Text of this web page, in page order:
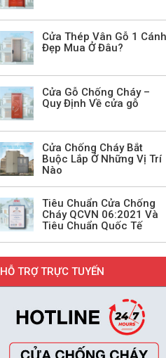
Cửa Thép Vân Gỗ 1 Cánh
Đẹp Mua Ở Đâu?
Cửa Gỗ Chống Cháy –
Quy Định Về cửa gỗ
Cửa Chống Cháy Bắt
Buộc Lắp Ở Những Vị Trí
Nào
Tiêu Chuẩn Cửa Chống
Cháy QCVN 06:2021 Và
Tiêu Chuẩn Quốc Tế
HỖ TRỢ TRỰC TUYẾN